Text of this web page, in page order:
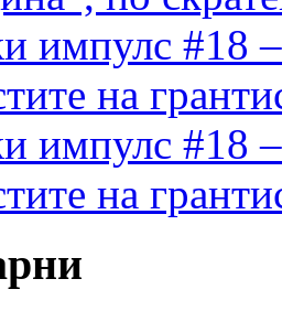
импулс #18
на
импулс #18
на